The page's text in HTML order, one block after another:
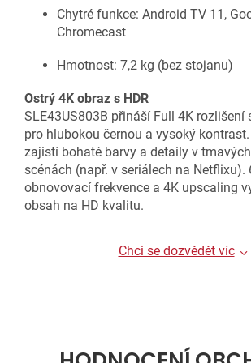
Chytré funkce: Android TV 11,
Chromecast
Hmotnost: 7,2 kg (bez stojanu)
Ostrý 4K obraz s HDR
SLE43US803B přináší Full 4K rozlišení
pro hlubokou černou a vysoký kontrast.
zajistí bohaté barvy a detaily v
scénách (např. v seriálech na Netflixu).
obnovovací frekvence a 4K upscaling
obsah na HD kvalitu.
Chci se dozvědět víc